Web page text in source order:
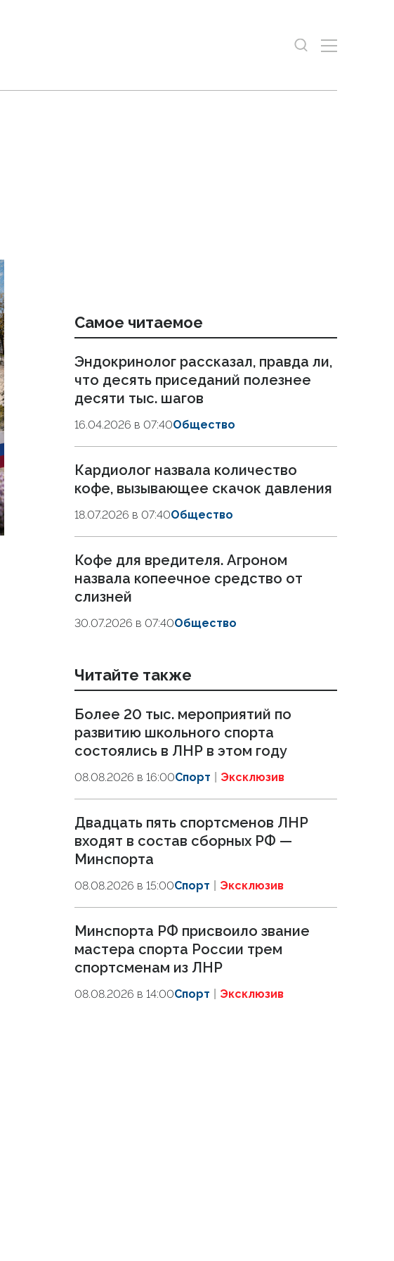
Самое читаемое
Эндокринолог рассказал, правда ли,
что десять приседаний полезнее
десяти тыс. шагов
16.04.2026 в 07:40Общество
Кардиолог назвала количество
кофе, вызывающее скачок давления
18.07.2026 в 07:40Общество
Кофе для вредителя. Агроном
назвала копеечное средство от
слизней
30.07.2026 в 07:40Общество
Читайте также
Более 20 тыс. мероприятий по
развитию школьного спорта
состоялись в ЛНР в этом году
08.08.2026 в 16:00Спорт Эксклюзив
Двадцать пять спортсменов ЛНР
входят в состав сборных РФ —
Минспорта
08.08.2026 в 15:00Спорт Эксклюзив
Минспорта РФ присвоило звание
мастера спорта России трем
спортсменам из ЛНР
08.08.2026 в 14:00Спорт Эксклюзив